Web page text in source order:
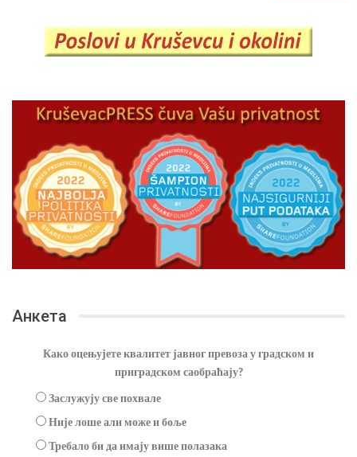
Анкета
Како оцењујете квалитет јавног превоза у градском и
приградском саобраћају?
Заслужују све похвале
Није лоше али може и боље
Требало би да имају више полазака